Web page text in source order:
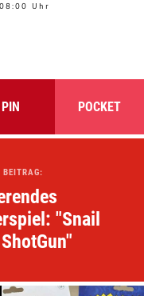
Uhr
PIN POCKET
BEITRAG:
"Snail